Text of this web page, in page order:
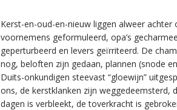
Kerst-en-oud-en-nieuw liggen alweer
voornemens geformuleerd, opa’s
geperturbeerd en levers geïrriteerd. De
nog, beloften zijn gedaan, plannen (snode
Duits-onkundigen steevast “gloewijn”
ons, de kerstklanken zijn
dagen is verbleekt, de toverkracht is